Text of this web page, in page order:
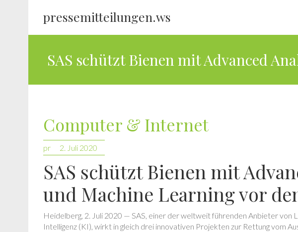
pressemitteilungen.ws
SAS schützt Bienen mit Advanced
Computer & Internet
pr 2. Juli 2020
SAS schützt Bienen mit
und Machine Learning vor
Heidelberg, 2. Juli 2020 — SAS, einer der weltweit führenden Anbieter von
Intelligenz (KI), wirkt in gleich drei innovativen Projekten zur Rettung vom